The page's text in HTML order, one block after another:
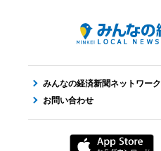
みんなの経済新聞ネットワーク
お問い合わせ